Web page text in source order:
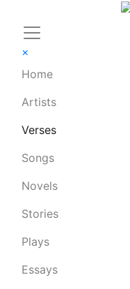
×
Home
Artists
Verses
Songs
Novels
Stories
Plays
Essays